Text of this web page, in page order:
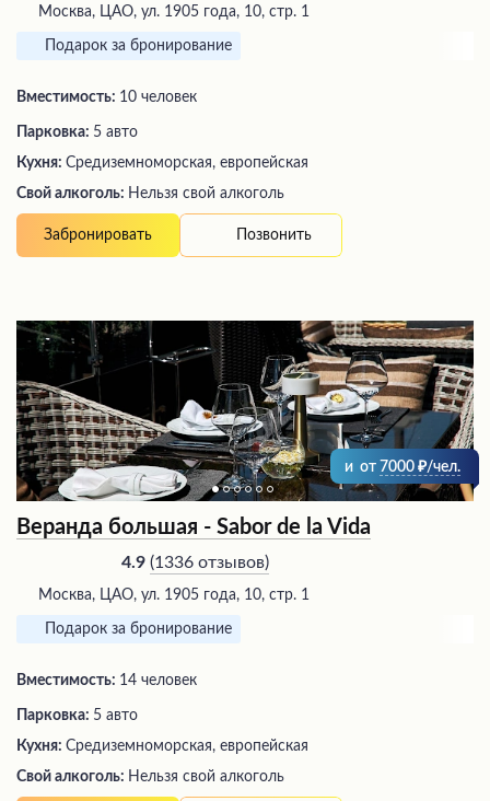
Москва, ЦАО, ул. 1905 года, 10, стр. 1
Подарок за бронирование
Вместимость: 10 человек
Парковка: 5 авто
Кухня: Средиземноморская, европейская
Свой алкоголь: Нельзя свой алкоголь
Забронировать Позвонить
и от 7000 /чел.
Веранда большая - Sabor de la Vida
4.9 (1336 отзывов)
Москва, ЦАО, ул. 1905 года, 10, стр. 1
Подарок за бронирование
Вместимость: 14 человек
Парковка: 5 авто
Кухня: Средиземноморская, европейская
Свой алкоголь: Нельзя свой алкоголь